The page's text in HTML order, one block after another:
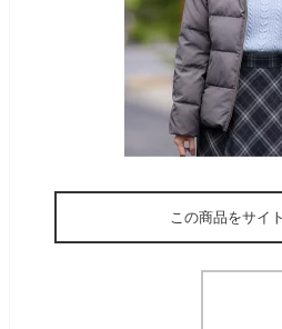
この商品をサイ